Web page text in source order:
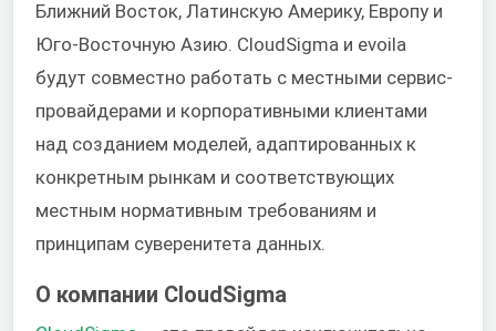
Ближний Восток, Латинскую Америку, Европу и
Юго-Восточную Азию. CloudSigma и evoila
будут совместно работать с местными сервис-
провайдерами и корпоративными клиентами
над созданием моделей, адаптированных к
конкретным рынкам и соответствующих
местным нормативным требованиям и
принципам суверенитета данных.
О компании CloudSigma